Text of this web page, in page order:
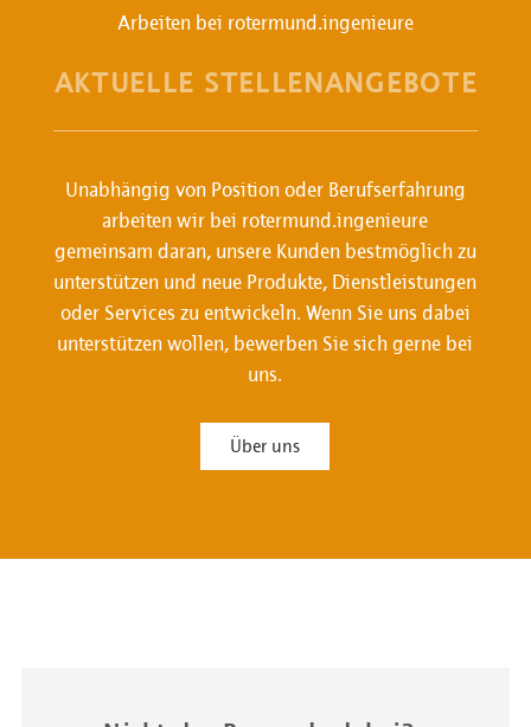
Arbeiten bei rotermund.ingenieure
AKTUELLE STELLENANGEBOTE
Unabhängig von Position oder Berufserfahrung
arbeiten wir bei rotermund.ingenieure
gemeinsam daran, unsere Kunden bestmöglich zu
unterstützen und neue Produkte, Dienstleistungen
oder Services zu entwickeln. Wenn Sie uns dabei
unterstützen wollen, bewerben Sie sich gerne bei
uns.
Über uns